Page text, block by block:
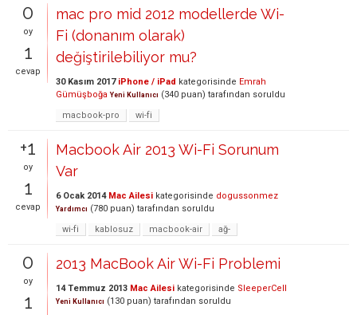
0
oy
1
cevap
mac pro mid 2012 modellerde Wi-
Fi (donanım olarak)
değiştirilebiliyor mu?
30 Kasım 2017 iPhone / iPad kategorisinde Emrah
Gümüşboğa Yeni Kullanıcı (340 puan) tarafından soruldu
macbook-pro
wi-fi
+1
oy
1
cevap
Macbook Air 2013 Wi-Fi Sorunum
Var
6 Ocak 2014 Mac Ailesi kategorisinde dogussonmez
Yardımcı (780 puan) tarafından soruldu
wi-fi
kablosuz macbook-air ağ-
0
oy
1
2013 MacBook Air Wi-Fi Problemi
14 Temmuz 2013 Mac Ailesi kategorisinde SleeperCell
Yeni Kullanıcı (130 puan) tarafından soruldu